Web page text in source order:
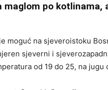
maglom po kotlinama,
moguć na sjeveroistoku
sjeverni i
od 19 do 25, na jugu